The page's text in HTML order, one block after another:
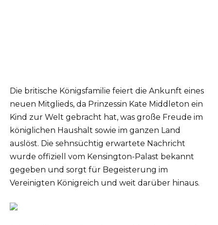
Die britische Königsfamilie feiert die Ankunft eines
neuen Mitglieds, da Prinzessin Kate Middleton ein
Kind zur Welt gebracht hat, was große Freude im
königlichen Haushalt sowie im ganzen Land
auslöst. Die sehnsüchtig erwartete Nachricht
wurde offiziell vom Kensington-Palast bekannt
gegeben und sorgt für Begeisterung im
Vereinigten Königreich und weit darüber hinaus.